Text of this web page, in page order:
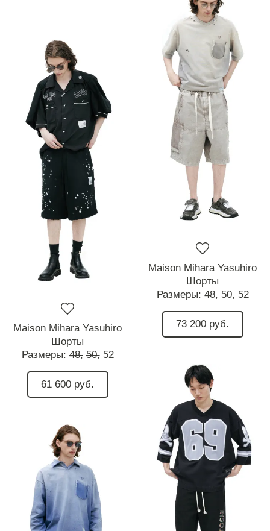
Maison Mihara Yasuhiro
Шорты
Размеры:48, 50, 52
61 600 руб.
Maison Mihara Yasuhiro
Шорты
Размеры: 48, 50, 52
73 200 руб.